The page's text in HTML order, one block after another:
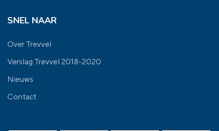
SNEL NAAR
Over Trevvel
Verslag Trevvel 2018-2020
Nieuws
Contact